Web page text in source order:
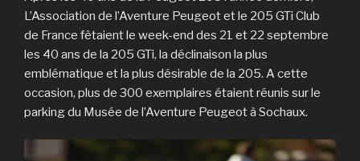
L’Association de l’Aventure Peugeot et le 205 GTi Club
de France fêtaient le week-end des 21 et 22 septembre
les 40 ans de la 205 GTi, la déclinaison la plus
emblématique et la plus désirable de la 205. A cette
occasion, plus de 300 exemplaires étaient réunis sur le
parking du Musée de l’Aventure Peugeot à Sochaux.